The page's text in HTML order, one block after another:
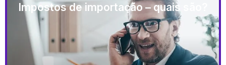
Impostos de importação – quais são?